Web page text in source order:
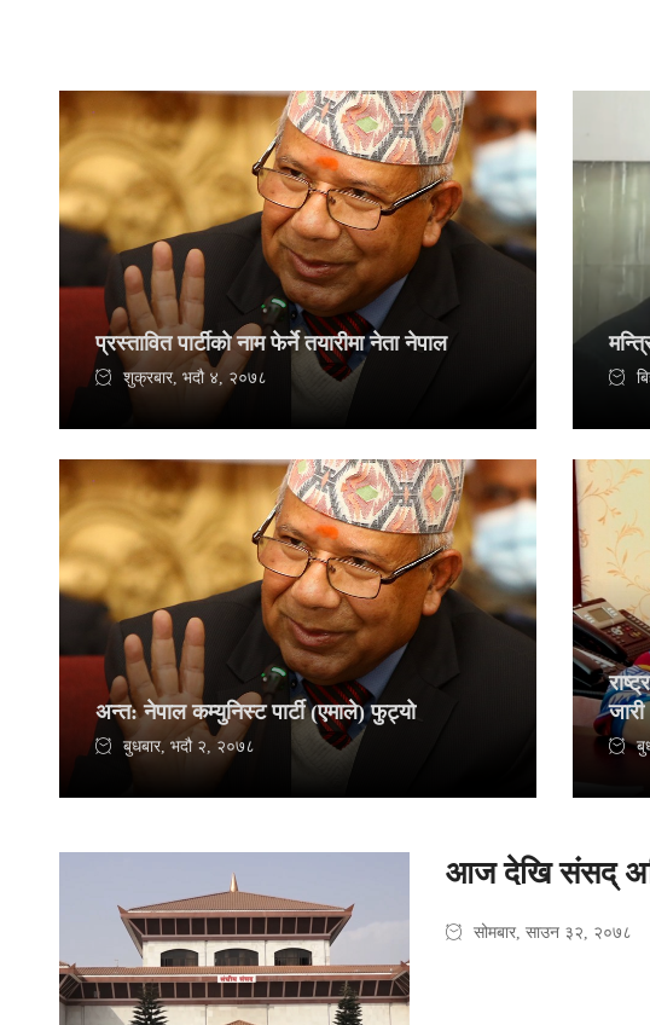
प्रस्तावित पार्टीको नाम फेर्ने तयारीमा नेता नेपाल
शुक्रबार, भदौ ४, २०७८
अन्त: नेपाल कम्युनिस्ट पार्टी (एमाले) फुट्यो
बुधबार, भदौ २, २०७८
जारी
आज देखि संसद्
सोमबार, साउन ३२, २०७८